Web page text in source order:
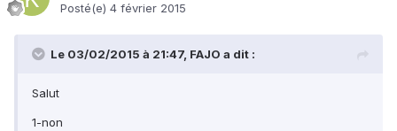
Posté(e) 4 février 2015
Le 03/02/2015 à 21:47, FAJO a dit :
Salut
1-non